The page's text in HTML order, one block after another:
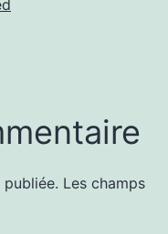
Les champs